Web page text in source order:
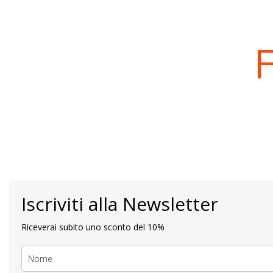
Iscriviti alla Newsletter
Riceverai subito uno sconto del 10%